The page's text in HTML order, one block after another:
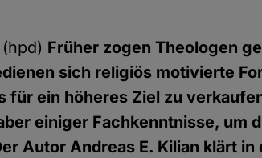
(hpd) Früher zogen Theologen
sich religiös motivierte
für ein höheres Ziel zu
einiger Fachkenntnisse, um
Autor Andreas E. Kilian klärt